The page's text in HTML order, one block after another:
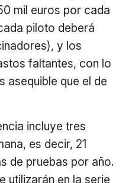
mil euros por cada
piloto deberá
y los
faltantes, con lo
asequible que el de
incluye tres
es decir, 21
de pruebas por año.
utilizarán en la serie